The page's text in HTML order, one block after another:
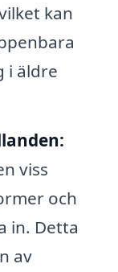
kan
i äldre
viss
och
in. Detta
av